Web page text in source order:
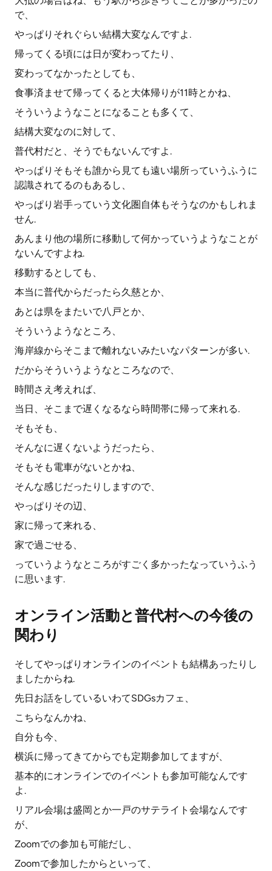
で、
やっぱりそれぐらい結構大変なんですよ.
帰ってくる頃には日が変わってたり、
変わってなかったとしても、
食事済ませて帰ってくると大体帰りが11時とかね、
そういうようなことになることも多くて、
結構大変なのに対して、
普代村だと、そうでもないんですよ.
やっぱりそもそも誰から見ても遠い場所っていうふうに
認識されてるのもあるし、
やっぱり岩手っていう文化圏自体もそうなのかもしれま
せん.
あんまり他の場所に移動して何かっていうようなことが
ないんですよね.
移動するとしても、
本当に普代からだったら久慈とか、
あとは県をまたいで八戸とか、
そういうようなところ、
海岸線からそこまで離れないみたいなパターンが多い.
だからそういうようなところなので、
時間さえ考えれば、
当日、そこまで遅くなるなら時間帯に帰って来れる.
そもそも、
そんなに遅くないようだったら、
そもそも電車がないとかね、
そんな感じだったりしますので、
やっぱりその辺、
家に帰って来れる、
家で過ごせる、
っていうようなところがすごく多かったなっていうふう
に思います.
オンライン活動と普代村への今後の
関わり
そしてやっぱりオンラインのイベントも結構あったりし
ましたからね.
先日お話をしているいわてSDGsカフェ、
こちらなんかね、
自分も今、
横浜に帰ってきてからでも定期参加してますが、
基本的にオンラインでのイベントも参加可能なんです
よ.
リアル会場は盛岡とか一戸のサテライト会場なんです
が、
Zoomでの参加も可能だし、
Zoomで参加したからといって、